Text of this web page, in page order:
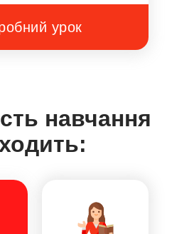
урок
навчання